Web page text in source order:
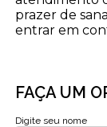
prazer de
entrar em
FAÇA UM
Digite seu nome